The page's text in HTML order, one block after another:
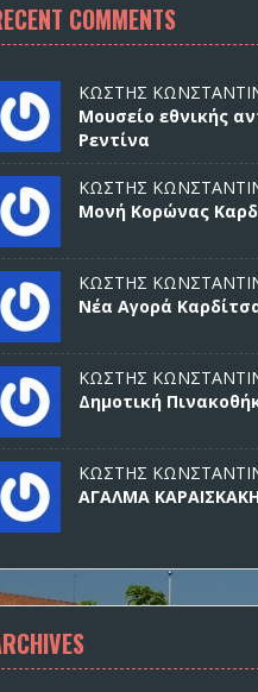
COMMENTS
ΚΩΣΤΗΣ
Μουσείο εθνικής
Ρεντίνα
ΚΩΣΤΗΣ
Μονή Κορώνας
ΚΩΣΤΗΣ
Νέα Αγορά
ΚΩΣΤΗΣ
Δημοτική
ΚΩΣΤΗΣ
ΑΓΑΛΜΑ